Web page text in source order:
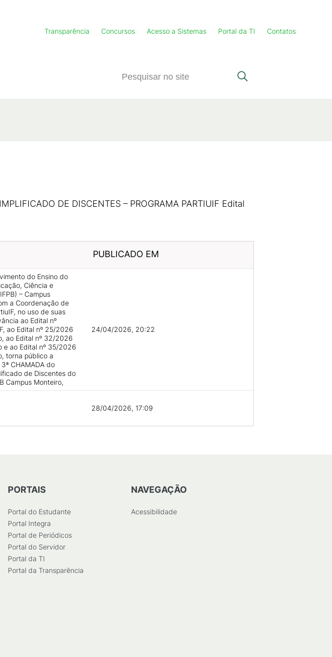
Transparência Concursos Acesso a Sistemas Portal da TI Contatos
DE DISCENTES – PROGRAMA PARTIUIF Edital
PUBLICADO EM
do Ensino do
Ciência e
– Campus
a Coordenação de
no uso de suas
ao Edital nº
ao Edital nº 25/2026
ao Edital nº 32/2026
e ao Edital nº 35/2026
torna público a
CHAMADA do
de Discentes do
Campus Monteiro,
24/04/2026, 20:22
28/04/2026, 17:09
PORTAIS
Portal do Estudante
Portal Integra
Portal de Periódicos
Portal do Servidor
Portal da TI
Portal da Transparência
NAVEGAÇÃO
Acessibilidade